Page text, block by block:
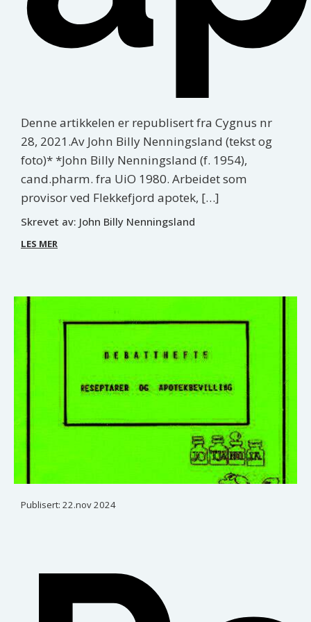
Denne artikkelen er republisert fra Cygnus nr
28, 2021.Av John Billy Nenningsland (tekst og
foto)* *John Billy Nenningsland (f. 1954),
cand.pharm. fra UiO 1980. Arbeidet som
provisor ved Flekkefjord apotek, […]
Skrevet av: John Billy Nenningsland
LES MER
Publisert: 22.nov 2024